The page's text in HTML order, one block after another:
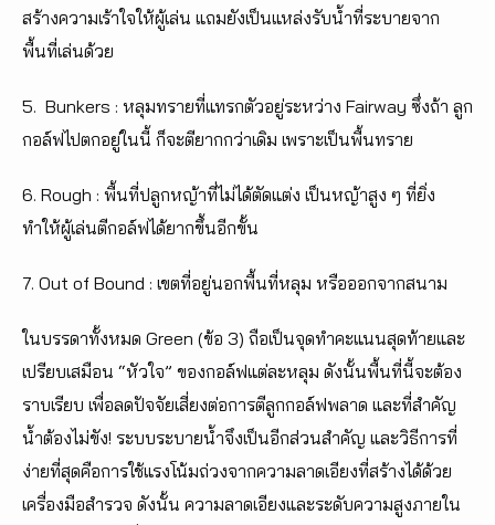
สร้างความเร้าใจให้ผู้เล่น แถมยังเป็นแหล่งรับน้ำที่ระบายจาก
พื้นที่เล่นด้วย
5. Bunkers : หลุมทรายที่แทรกตัวอยู่ระหว่าง Fairway ซึ่งถ้า ลูก
กอล์ฟไปตกอยู่ในนี้ ก็จะตียากกว่าเดิม เพราะเป็นพื้นทราย
6. Rough : พื้นที่ปลูกหญ้าที่ไม่ได้ตัดแต่ง เป็นหญ้าสูง ๆ ที่ยิ่ง
ทำให้ผู้เล่นตีกอล์ฟได้ยากขึ้นอีกขั้น
7. Out of Bound : เขตที่อยู่นอกพื้นที่หลุม หรือออกจากสนาม
ในบรรดาทั้งหมด Green (ข้อ 3) ถือเป็นจุดทำคะแนนสุดท้ายและ
เปรียบเสมือน “หัวใจ” ของกอล์ฟแต่ละหลุม ดังนั้นพื้นที่นี้จะต้อง
ราบเรียบ เพื่อลดปัจจัยเสี่ยงต่อการตีลูกกอล์ฟพลาด และที่สำคัญ
น้ำต้องไม่ขัง! ระบบระบายน้ำจึงเป็นอีกส่วนสำคัญ และวิธีการที่
ง่ายที่สุดคือการใช้แรงโน้มถ่วงจากความลาดเอียงที่สร้างได้ด้วย
เครื่องมือสำรวจ ดังนั้น ความลาดเอียงและระดับความสูงภายใน